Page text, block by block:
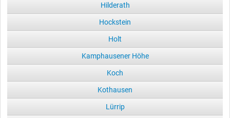
Hilderath
Hockstein
Holt
Kamphausener Höhe
Koch
Kothausen
Lürrip